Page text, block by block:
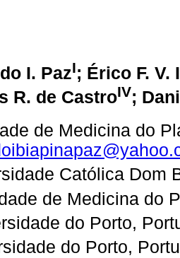
I. PazI; Érico F. V.
R. de CastroIV;
de Medicina do
Católica Dom
de Medicina do
do Porto,
do Porto,